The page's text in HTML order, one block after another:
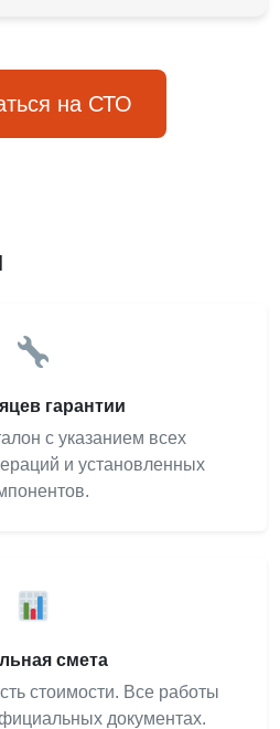
на СТО
гарантии
с указанием всех
и установленных
смета
стоимости. Все работы
документах.